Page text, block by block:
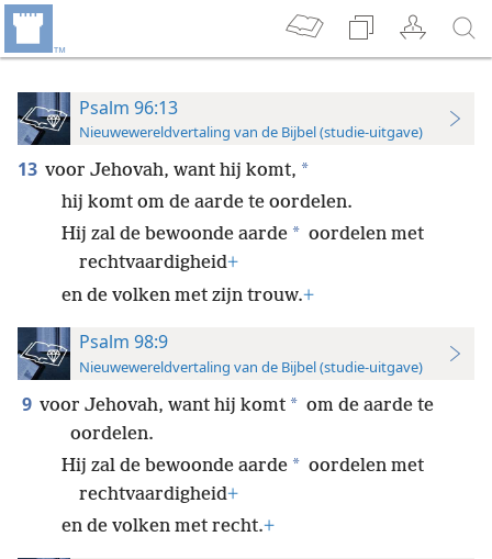
Psalm 96:13
Nieuwewereldvertaling van de Bijbel (studie-uitgave)
13 voor Jehovah, want hij komt, *
hij komt om de aarde te oordelen.
Hij zal de bewoonde aarde * oordelen met
rechtvaardigheid+
en de volken met zijn trouw.+
Psalm 98:9
Nieuwewereldvertaling van de Bijbel (studie-uitgave)
9 voor Jehovah, want hij komt * om de aarde te
oordelen.
Hij zal de bewoonde aarde * oordelen met
rechtvaardigheid+
en de volken met recht.+